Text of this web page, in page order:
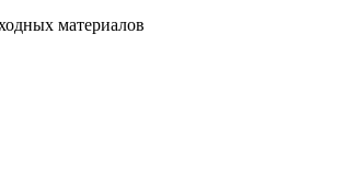
материалов